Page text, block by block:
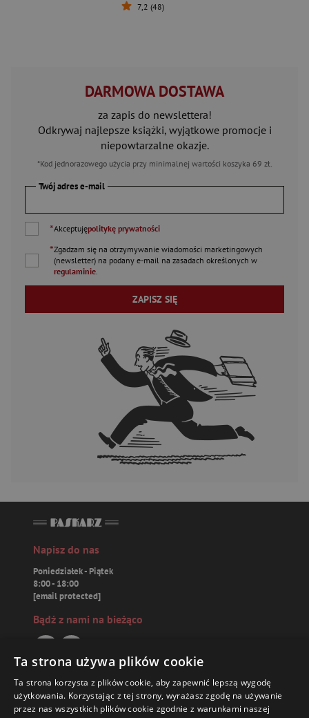
7,2 (48)
DARMOWA DOSTAWA
za zapis do newslettera!
Odkrywaj najlepsze książki, wyjątkowe promocje i
niepowtarzalne okazje.
*Kod jednorazowego użycia przy minimalnej wartości koszyka 69 zł.
Twój adres e-mail
*Akceptujępolitykę prywatności
*Zgadzam się na otrzymywanie wiadomości marketingowych
(newsletter) na podany e-mail na zasadach określonych w
regulaminie
ZAPISZ SIĘ
Napisz do nas
Poniedziałek - Piątek
8:00 - 18:00
[email protected]
Bądź z nami na bieżąco
Paskarz.pl
Ta strona używa plików cookie
Ta strona korzysta z plików cookie, aby zapewnić lepszą wygodę
użytkowania. Korzystając z tej strony, wyrażasz zgodę na używanie
przez nas wszystkich plików cookie zgodnie z warunkami naszej